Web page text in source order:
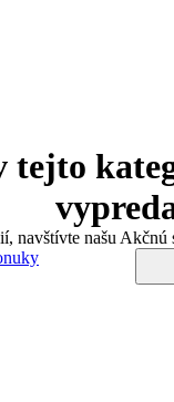
tejto
navštívte našu